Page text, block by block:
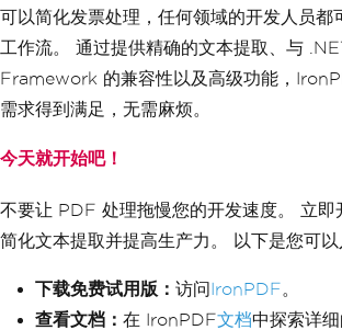
可以简化发票处理，任何领域的开发人员都
工作流。 通过提供精确的文本提取、与
Framework 的兼容性以及高级功能，
需求得到满足，无需麻烦。
今天就开始吧！
不要让 PDF 处理拖慢您的开发速度。 立
简化文本提取并提高生产力。 以下是您可以
下载免费试用版： 访问IronPDF。
查看文档： 在 IronPDF文档中探索详细